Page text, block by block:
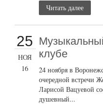
Читать далее
25
НОЯ
16
клубе
24 ноября в
очередной встречи
Ларисой Вацуевой
душевный...